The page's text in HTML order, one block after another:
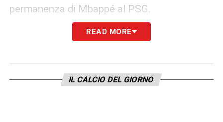
permanenza di Mbappé al PSG.
Per questo il club spagnolo starebbe
milioni di europer l’attaccante serbo. Una
proposta comunque inferiore alla richiesta
READ MORE
IL CALCIO DEL GIORNO